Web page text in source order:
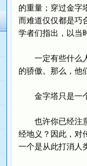
的重量；穿过金字
而难道仅仅都是巧
学者们指出，以当
一定有些什么人
的骄傲。那么，他
金字塔只是一个
也许你已经注意
经地义？因此，对
一个是从此打消人